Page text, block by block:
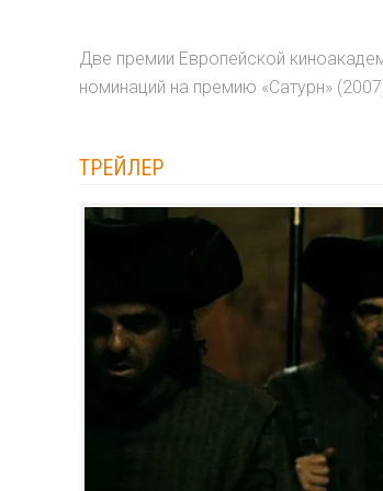
Две премии Европейской
номинаций на премию «Сатурн»
ТРЕЙЛЕР